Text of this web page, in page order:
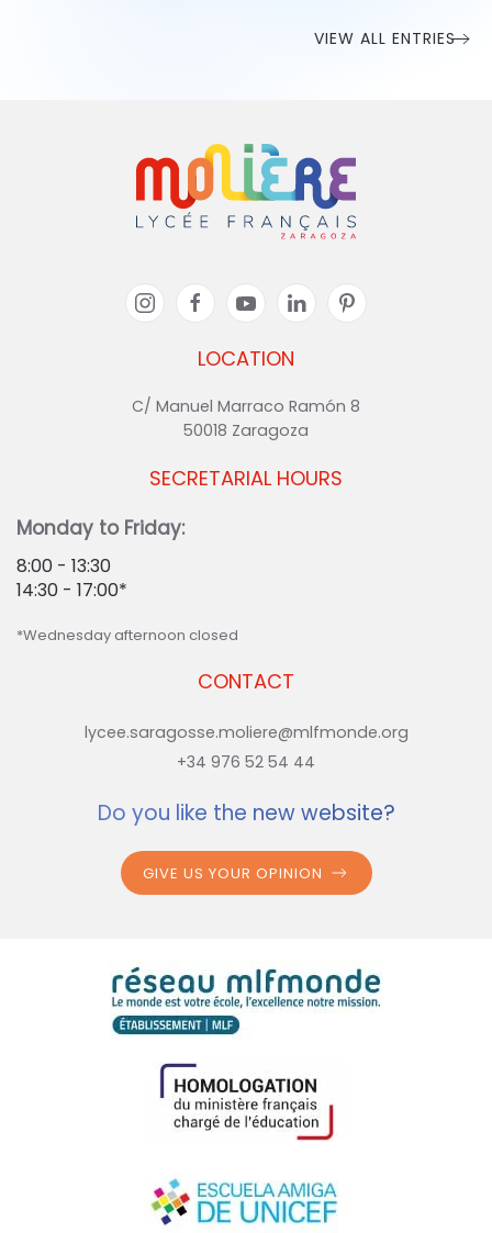
VIEW ALL ENTRIES
LOCATION
C/ Manuel Marraco Ramón 8
50018 Zaragoza
CONTACT
lycee.saragosse.moliere@mlfmonde.org
+34 976 52 54 44
SECRETARIAL HOURS
Monday to Friday:
8:00 - 13:30
14:30 - 17:00*
*Wednesday afternoon closed
Do you like the new website?
GIVE US YOUR OPINION